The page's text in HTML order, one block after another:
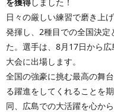
日々の厳しい練習で磨き上
発揮し、2種目での全国決
た。選手は、8月17日から
大会に出場します。
全国の強豪に挑む最高の舞
る躍進をしてくれることを
同、広島での大活躍を心か